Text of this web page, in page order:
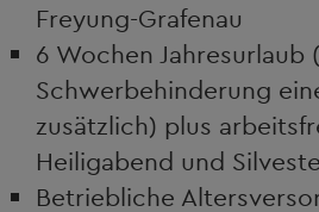
Freyung-Grafenau
6 Wochen Jahresurlaub
Schwerbehinderung
zusätzlich) plus
Heiligabend und
Betriebliche